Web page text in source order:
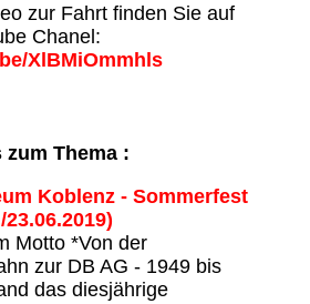
zur Fahrt finden Sie auf
Chanel:
XlBMiOmmhls
Thema :
Koblenz - Sommerfest
23.06.2019)
Motto *Von der
zur DB AG - 1949 bis
das diesjährige